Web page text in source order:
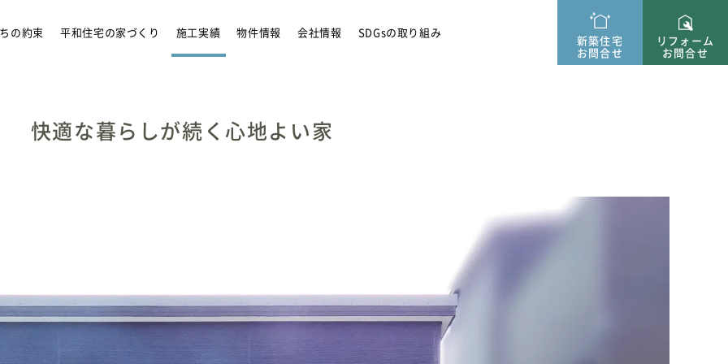
の約束 平和住宅の家づくり 施工実績 物件情報 会社情報 SDGsの取り組み
新築住宅
お問合せ
リフォーム
お問合せ
快適な暮らしが続く心地よい家